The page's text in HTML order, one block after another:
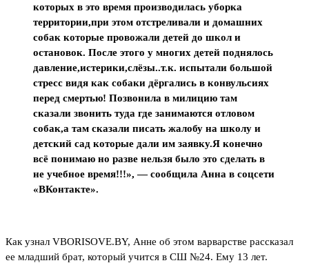
которых в это время производилась уборка
территории,при этом отстреливали и домашних
собак которые провожали детей до школ и
остановок. После этого у многих детей поднялось
давление,истерики,слёзы..т.к. испытали большой
стресс видя как собаки дёргались в конвульсиях
перед смертью! Позвонила в милицию там
сказали звонить туда где занимаются отловом
собак,а там сказали писать жалобу на школу и
детский сад которые дали им заявку.Я конечно
всё понимаю но разве нельзя было это сделать в
не учебное время!!!», — сообщила Анна в соцсети
«ВКонтакте».
Как узнал VBORISOVE.BY, Анне об этом варварстве рассказал
ее младший брат, который учится в СШ №24. Ему 13 лет.